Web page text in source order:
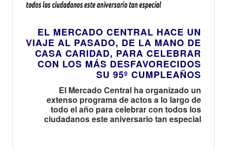
EL MERCADO CENTRAL HACE UN
VIAJE AL PASADO, DE LA MANO DE
CASA CARIDAD, PARA CELEBRAR
CON LOS MÁS DESFAVORECIDOS
SU 95º CUMPLEAÑOS
El Mercado Central ha organizado un
extenso programa de actos a lo largo de
todo el año para celebrar con todos los
ciudadanos este aniversario tan especial